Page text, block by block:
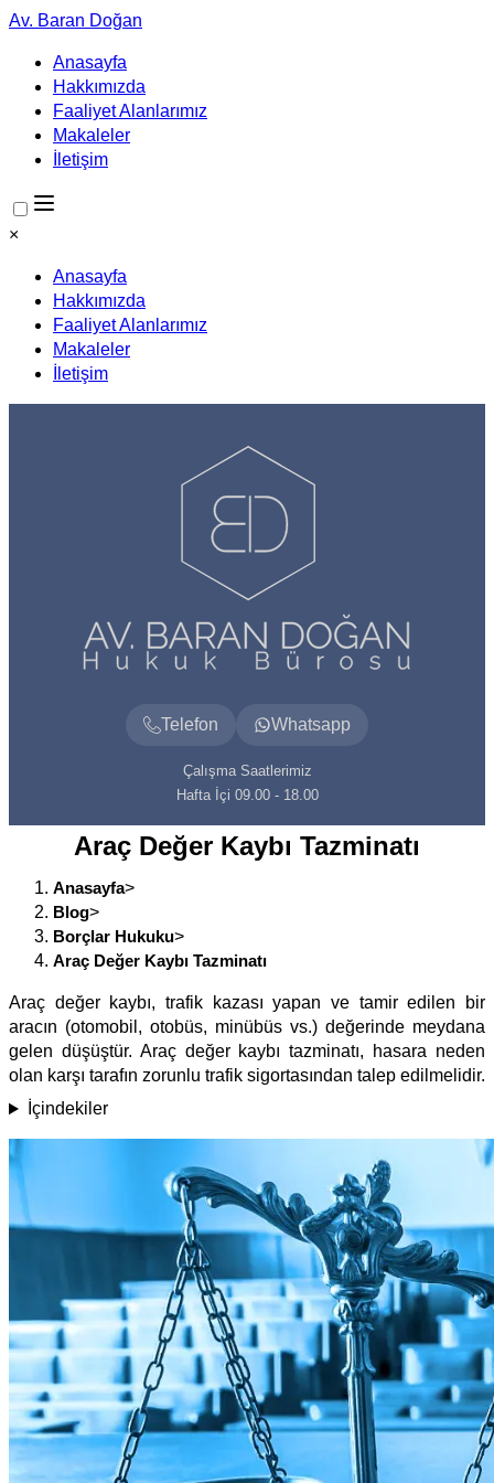
Av. Baran Doğan
Anasayfa
Hakkımızda
Faaliyet Alanlarımız
Makaleler
İletişim
×
Anasayfa
Hakkımızda
Faaliyet Alanlarımız
Makaleler
İletişim
Telefon Whatsapp
Çalışma Saatlerimiz
Hafta İçi 09.00 - 18.00
Araç Değer Kaybı Tazminatı
Anasayfa>
Blog>
Borçlar Hukuku>
Araç Değer Kaybı Tazminatı
Araç değer kaybı, trafik kazası yapan ve tamir edilen bir
aracın (otomobil, otobüs, minübüs vs.) değerinde meydana
gelen düşüştür. Araç değer kaybı tazminatı, hasara neden
olan karşı tarafın zorunlu trafik sigortasından talep edilmelidir.
İçindekiler